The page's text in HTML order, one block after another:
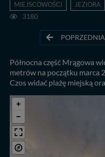
MIEJSCOWOŚCI JEZIORA
3180
POPRZEDNIA
Północna część Mrągowa
metrów na początku marca
Czos widać plażę miejską